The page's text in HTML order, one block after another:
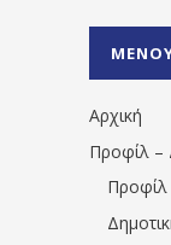
Αρχική
Προφίλ –
Προφίλ